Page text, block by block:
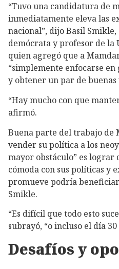
“Tuvo una candidatura de
inmediatamente eleva las
nacional”, dijo Basil
demócrata y profesor de la
quien agregó que a
“simplemente enfocarse
y obtener un par de
“Hay mucho con que
afirmó.
Buena parte del trabajo de
vender su política a los
mayor obstáculo” es lograr
cómoda con sus políticas y
promueve podría
Smikle.
“Es difícil que todo esto
subrayó, “o incluso el día
Desafíos y